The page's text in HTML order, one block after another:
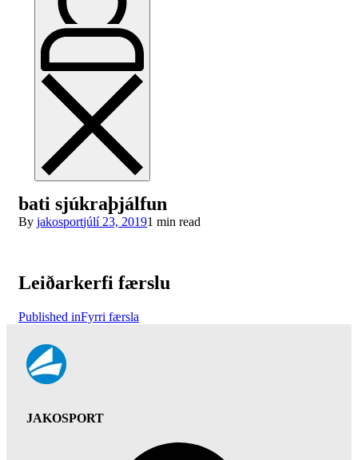
bati sjúkraþjálfun
By jakosportjúlí 23, 20191 min read
Leiðarkerfi færslu
Published inFyrri færsla
JAKOSPORT